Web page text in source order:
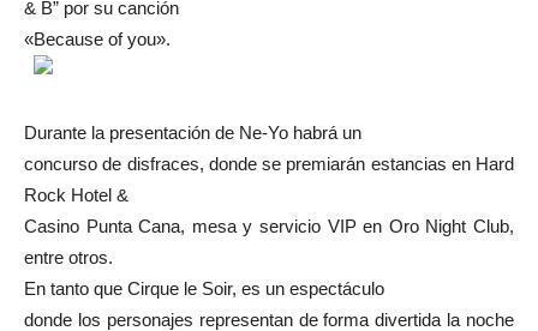
& B” por su canción
«Because of you».
Durante la presentación de Ne-Yo habrá un
concurso de disfraces, donde se premiarán estancias en Hard
Rock Hotel &
Casino Punta Cana, mesa y servicio VIP en Oro Night Club,
entre otros.
En tanto que Cirque le Soir, es un espectáculo
donde los personajes representan de forma divertida la noche